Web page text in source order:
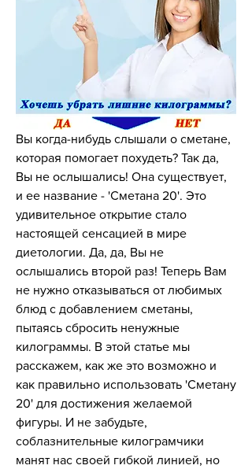
Вы когда-нибудь слышали о сметане,
которая помогает похудеть? Так да,
Вы не ослышались! Она существует,
и ее название - 'Сметана 20'. Это
удивительное открытие стало
настоящей сенсацией в мире
диетологии. Да, да, Вы не
ослышались второй раз! Теперь Вам
не нужно отказываться от любимых
блюд с добавлением сметаны,
пытаясь сбросить ненужные
килограммы. В этой статье мы
расскажем, как же это возможно и
как правильно использовать 'Сметану
20' для достижения желаемой
фигуры. И не забудьте,
соблазнительные килограмчики
манят нас своей гибкой линией, но